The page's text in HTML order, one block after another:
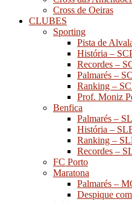
Cross de Oeiras
CLUBES
Sporting
Pista de
História –
Recordes –
Palmarés –
Ranking –
Prof. Moniz
Benfica
Palmarés –
História –
Ranking –
Recordes –
FC Porto
Maratona
Palmarés –
Despique